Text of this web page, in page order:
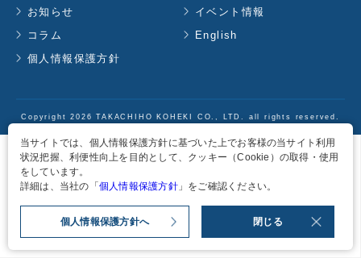
お知らせ
イベント情報
コラム
English
個人情報保護方針
Copyright2026 TAKACHIHO KOHEKI CO., LTD. all rights reserved.
当サイトでは、個人情報保護方針に基づいた上でお客様の当サイト利用
状況把握、利便性向上を目的として、クッキー（Cookie）の取得・使用
をしています。
詳細は、当社の「 個人情報保護方針」をご確認ください。
個人情報保護方針へ 閉じる